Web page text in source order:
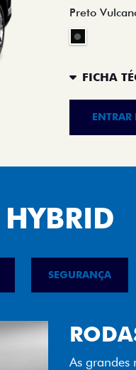
Preto
FICHA
ENTRAR
SEGURANÇA
Tecnologia